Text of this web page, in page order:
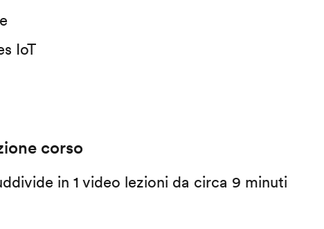
IoT
corso
in 1 video lezioni da circa 9 minuti